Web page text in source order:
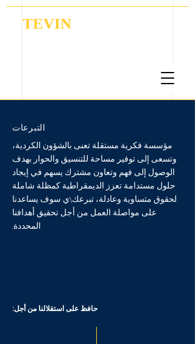
TEVIN
التبرعات
مؤسسة فكرية مستقلة تعنى بالشؤون الكردية،
وتسعى إلى توفير مساحة للتنسيق والحوار بهدف
الوصول إلى فهم وتعاون مشترك يسهم في إيجاد
حلول مستدامة تعزز الديمقراطية كمظلة شاملة
لحقوق متساوية وعادلة، تبرعك\ي سوف يساعدنا
على مواصلة العمل من أجل تحقيق أهدافنا
المحددة.
حافظ على استقلالنا من أجل: